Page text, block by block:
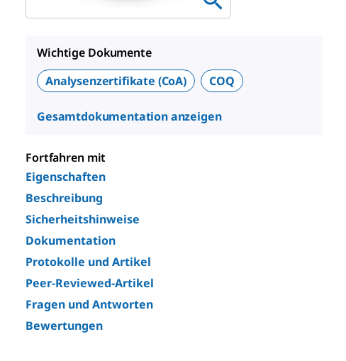
Wichtige Dokumente
Analysenzertifikate (CoA)
COQ
Gesamtdokumentation anzeigen
Fortfahren mit
Eigenschaften
Beschreibung
Sicherheitshinweise
Dokumentation
Protokolle und Artikel
Peer-Reviewed-Artikel
Fragen und Antworten
Bewertungen